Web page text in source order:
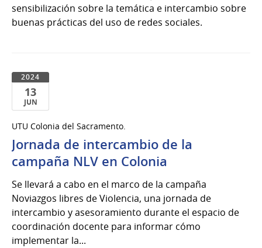
sensibilización sobre la temática e intercambio sobre
buenas prácticas del uso de redes sociales.
2024
13
JUN
de
Jun
del
UTU Colonia del Sacramento.
Jornada de intercambio de la
campaña NLV en Colonia
Se llevará a cabo en el marco de la campaña
Noviazgos libres de Violencia, una jornada de
intercambio y asesoramiento durante el espacio de
coordinación docente para informar cómo
implementar la...